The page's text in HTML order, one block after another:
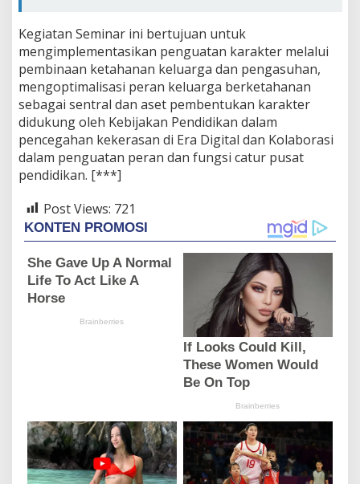
Kegiatan Seminar ini bertujuan untuk
mengimplementasikan penguatan karakter melalui
pembinaan ketahanan keluarga dan pengasuhan,
mengoptimalisasi peran keluarga berketahanan
sebagai sentral dan aset pembentukan karakter
didukung oleh Kebijakan Pendidikan dalam
pencegahan kekerasan di Era Digital dan Kolaborasi
dalam penguatan peran dan fungsi catur pusat
pendidikan. [***]
Post Views: 721